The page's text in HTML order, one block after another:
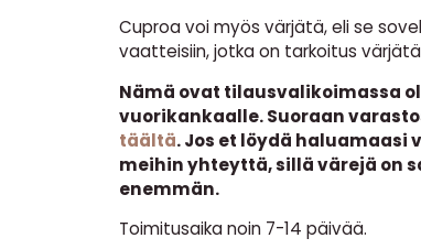
Cuproa voi myös värjätä, eli se
vaatteisiin, jotka on tarkoitus
Nämä ovat tilausvalikoimassa
vuorikankaalle. Suoraan
täältä. Jos et löydä
meihin yhteyttä, sillä värejä on
enemmän.
Toimitusaika noin 7-14 päivää.